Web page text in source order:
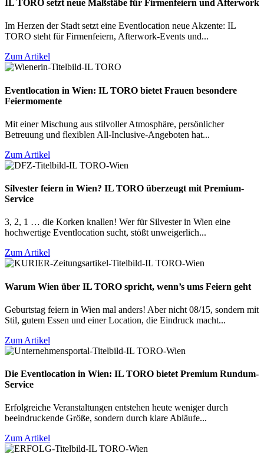
IL TORO setzt neue Maßstäbe für Firmenfeiern und Afterwork
Im Herzen der Stadt setzt eine Eventlocation neue Akzente: IL
TORO steht für Firmenfeiern, Afterwork-Events und...
Zum Artikel
Eventlocation in Wien: IL TORO bietet Frauen besondere
Feiermomente
Mit einer Mischung aus stilvoller Atmosphäre, persönlicher
Betreuung und flexiblen All-Inclusive-Angeboten hat...
Zum Artikel
Silvester feiern in Wien? IL TORO überzeugt mit Premium-
Service
3, 2, 1 … die Korken knallen! Wer für Silvester in Wien eine
hochwertige Eventlocation sucht, stößt unweigerlich...
Zum Artikel
Warum Wien über IL TORO spricht, wenn’s ums Feiern geht
Geburtstag feiern in Wien mal anders! Aber nicht 08/15, sondern mit
Stil, gutem Essen und einer Location, die Eindruck macht...
Zum Artikel
Die Eventlocation in Wien: IL TORO bietet Premium Rundum-
Service
Erfolgreiche Veranstaltungen entstehen heute weniger durch
beeindruckende Größe, sondern durch klare Abläufe...
Zum Artikel